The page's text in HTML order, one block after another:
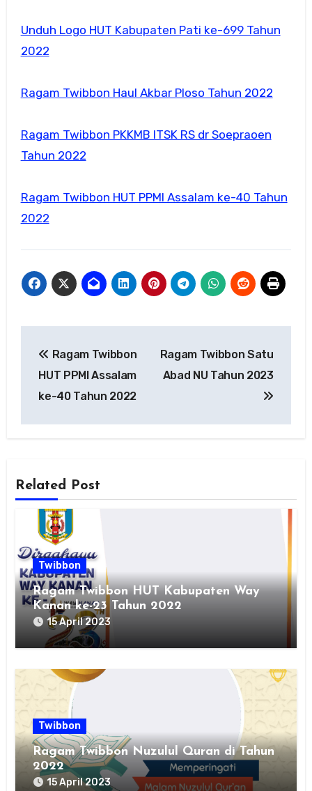
Unduh Logo HUT Kabupaten Pati ke-699 Tahun
2022
Ragam Twibbon Haul Akbar Ploso Tahun 2022
Ragam Twibbon PKKMB ITSK RS dr Soepraoen
Tahun 2022
Ragam Twibbon HUT PPMI Assalam ke-40 Tahun
2022
pos
Ragam Twibbon
HUT PPMI Assalam
ke-40 Tahun 2022
Ragam Twibbon Satu
Abad NU Tahun 2023
Related Post
Twibbon
Ragam Twibbon HUT Kabupaten Way
Kanan ke-23 Tahun 2022
15 April 2023
Twibbon
Ragam Twibbon Nuzulul Quran di Tahun
2022
15 April 2023